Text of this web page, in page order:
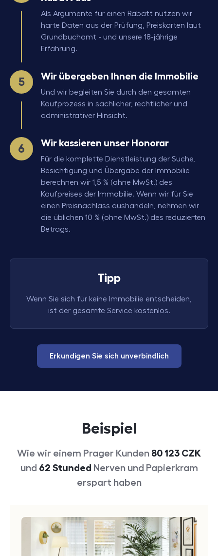
Als Argumente für einen Rabatt nutzen wir
harte Daten aus der Prüfung, Preiskarten laut
Grundbuchamt - und unsere 18-jährige
Erfahrung.
Wir übergeben Ihnen die Immobilie
Und wir begleiten Sie durch den gesamten
Kaufprozess in sachlicher, rechtlicher und
administrativer Hinsicht.
Wir kassieren unser Honorar
Für die komplette Dienstleistung der Suche,
Besichtigung und Übergabe der Immobilie
berechnen wir 1,5 % (ohne MwSt.) des
Kaufpreises der Immobilie. Wenn wir für Sie
einen Preisnachlass aushandeln, nehmen wir
die üblichen 10 % (ohne MwSt.) des reduzierten
Betrags.
Tipp
Wenn Sie sich für keine Immobilie entscheiden,
ist der gesamte Service kostenlos.
Erkundigen Sie sich unverbindlich
Beispiel
Wie wir einem Prager Kunden 80 123 CZK
und 62 Stunded Nerven und Papierkram
erspart haben